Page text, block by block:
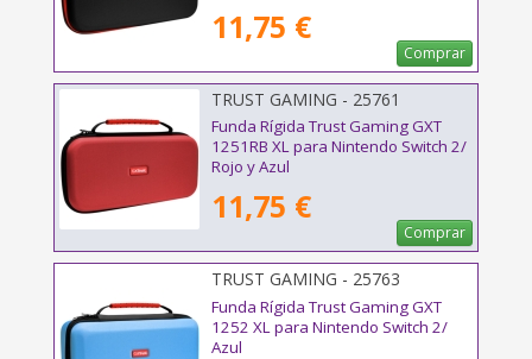
11,75 €
Comprar
TRUST GAMING - 25761
Funda Rígida Trust Gaming GXT
1251RB XL para Nintendo Switch 2/
Rojo y Azul
11,75 €
Comprar
TRUST GAMING - 25763
Funda Rígida Trust Gaming GXT
1252 XL para Nintendo Switch 2/
Azul